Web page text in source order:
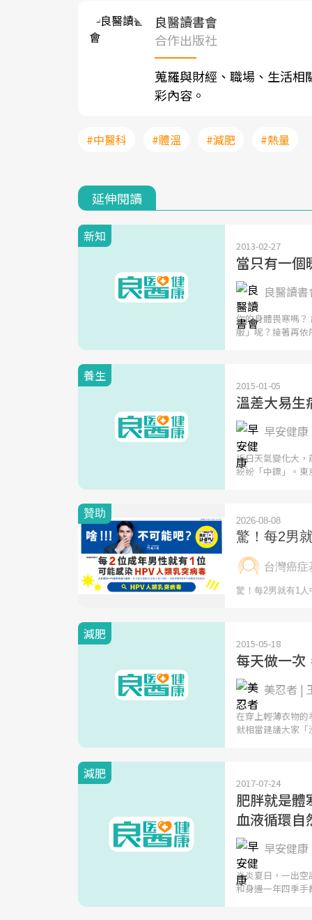
良醫讀書會
合作出版社
蒐羅與財經、職場、生活
彩內容。
#中醫科 #體溫 #減肥 #熱量
延伸閱讀
新知
2013-02-27
當只有一個
良醫讀
你的身體畏寒嗎
服」呢？接著再依
養生
2015-01-05
溫差大易生
早安健
近日天氣變化大
紛紛「中鏢」。東
減肥
2015-05-18
每天做一次
美忍者 |
在穿上輕薄衣物
就相當建議大家「
減肥
2017-07-24
肥胖就是
血液循環自
早安健
炎炎夏日，一出
和身邊一年四季手